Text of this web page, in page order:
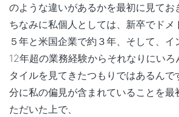
のような違いがあるかを最初に見てお
ちなみに私個人としては、新卒でドメ
５年と米国企業で約３年、そして、イ
12年超の業務経験からそれなりにいろ
タイルを見てきたつもりではあるんで
分に私の偏見が含まれていることを最
ただいた上で、